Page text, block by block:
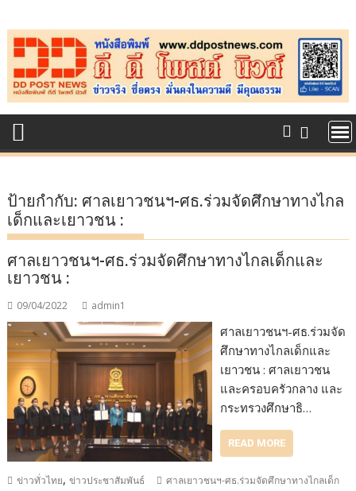
to
content
ป้ายกำกับ: ศาลเยาวชนฯ-ศธ.ร่วมจัดศึกษาทางไกล
เด็กและเยาวชน :
ศาลเยาวชนฯ-ศธ.ร่วมจัดศึกษาทางไกลเด็กและ
เยาวชน :
09/04/2022 admin1
ศาลเยาวชนฯ-ศธ.ร่วมจัด
ศึกษาทางไกลเด็กและ
เยาวชน : ศาลเยาวชน
และครอบครัวกลาง และ
กระทรวงศึกษาธิ…
READ MORE
ข่าวทั่วไทย,ข่าวประชาสัมพันธ์
ศาลเยาวชนฯ-ศธ.ร่วมจัดศึกษาทางไกลเด็ก